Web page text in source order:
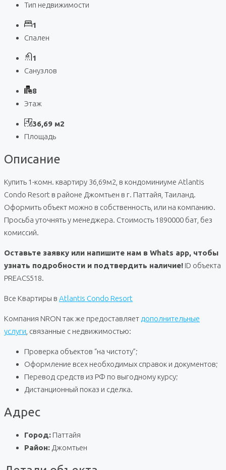
Тип недвижимости
1
Спален
1
Санузлов
8
Этаж
36,69 м2
Площадь
Описание
Купить 1-комн. квартиру 36,69м2, в кондоминиуме Atlantis
Condo Resort в районе Джомтьен в г. Паттайя, Таиланд.
Оформить объект можно в собственность, или на компанию.
Просьба уточнять у менеджера. Стоимость 1890000 бат, без
комиссий.
Оставьте заявку или напишите нам в Whats app, чтобы
узнать подробности и подтвердить наличие! ID объекта
PREACS518.
Все Квартиры в Atlantis Condo Resort
Компания NRON так же предоставляет дополнительные
услуги , связанные с недвижимостью:
Проверка объектов “на чистоту”;
Оформление всех необходимых справок и документов;
Перевод средств из РФ по выгодному курсу;
Дистанционный показ и сделка.
Адрес
Город: Паттайя
Район: Джомтьен